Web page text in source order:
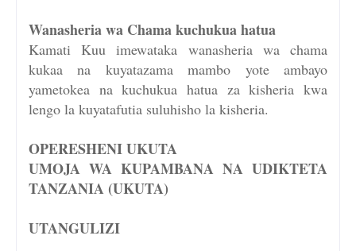
Wanasheria wa Chama kuchukua hatua
Kamati Kuu imewataka wanasheria wa chama
kukaa na kuyatazama mambo yote ambayo
yametokea na kuchukua hatua za kisheria kwa
lengo la kuyatafutia suluhisho la kisheria.
OPERESHENI UKUTA
UMOJA WA KUPAMBANA NA UDIKTETA
TANZANIA (UKUTA)
UTANGULIZI